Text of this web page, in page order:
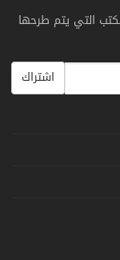
التي يتم طرحها
اشتراك